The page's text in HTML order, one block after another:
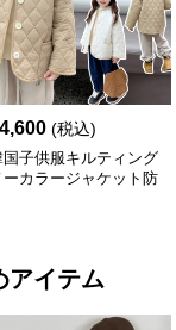
4,600 (税込)
国子供服キルティング
ーカラージャケット防
アイテム